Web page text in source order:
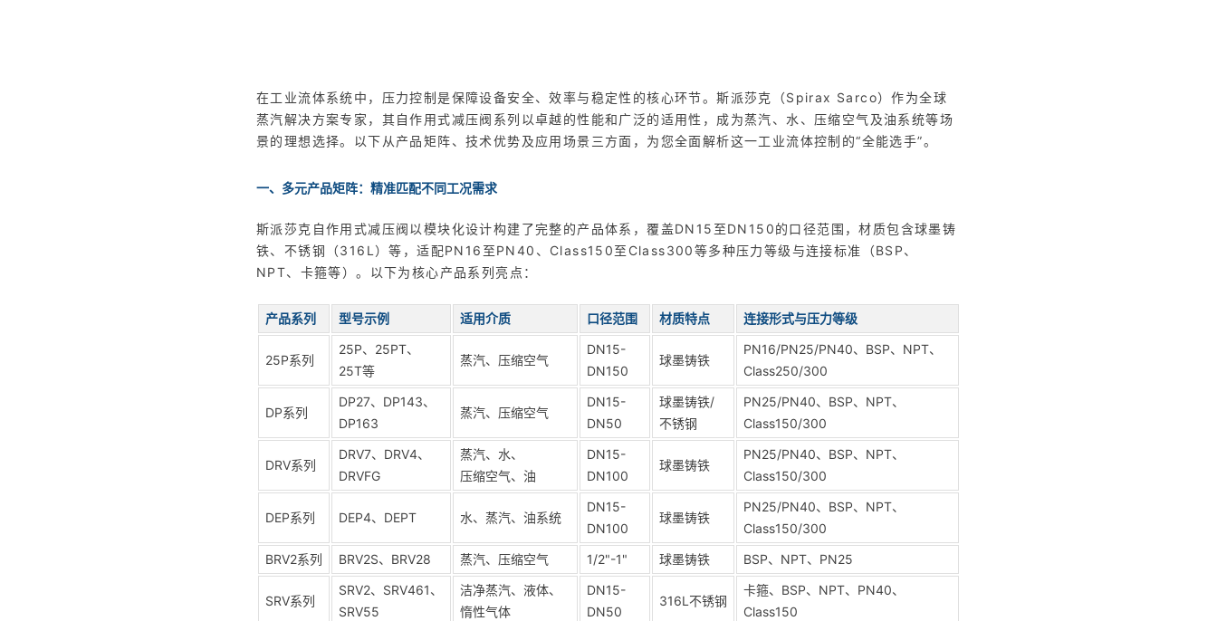
在工业流体系统中，压力控制是保障设备安全、效率与稳定性的核心环节。斯派莎克（Spirax Sarco）作为全球
蒸汽解决方案专家，其自作用式减压阀系列以卓越的性能和广泛的适用性，成为蒸汽、水、压缩空气及油系统等场
景的理想选择。以下从产品矩阵、技术优势及应用场景三方面，为您全面解析这一工业流体控制的“全能选手”。
一、多元产品矩阵：精准匹配不同工况需求
斯派莎克自作用式减压阀以模块化设计构建了完整的产品体系，覆盖DN15至DN150的口径范围，材质包含球墨铸
铁、不锈钢（316L）等，适配PN16至PN40、Class150至Class300等多种压力等级与连接标准（BSP、
NPT、卡箍等）。以下为核心产品系列亮点：
产品系列 型号示例 适用介质 口径范围 材质特点 连接形式与压力等级
25P系列
25P、25PT、
25T等
蒸汽、压缩空气
DN15-
DN150
球墨铸铁
PN16/PN25/PN40、BSP、NPT、
Class250/300
DP系列
DP27、DP143、
DP163
蒸汽、压缩空气
DN15-
DN50
球墨铸铁/
不锈钢
PN25/PN40、BSP、NPT、
Class150/300
DRV系列
DRV7、DRV4、
DRVFG
蒸汽、水、
压缩空气、油
DN15-
DN100
球墨铸铁
PN25/PN40、BSP、NPT、
Class150/300
DEP系列 DEP4、DEPT 水、蒸汽、油系统
DN15-
DN100
球墨铸铁
PN25/PN40、BSP、NPT、
Class150/300
BRV2系列
BRV2S、BRV28 蒸汽、压缩空气 1/2"-1" 球墨铸铁 BSP、NPT、PN25
SRV系列
SRV2、SRV461、
SRV55
洁净蒸汽、液体、
惰性气体
DN15-
DN50
316L不锈钢
卡箍、BSP、NPT、PN40、
Class150